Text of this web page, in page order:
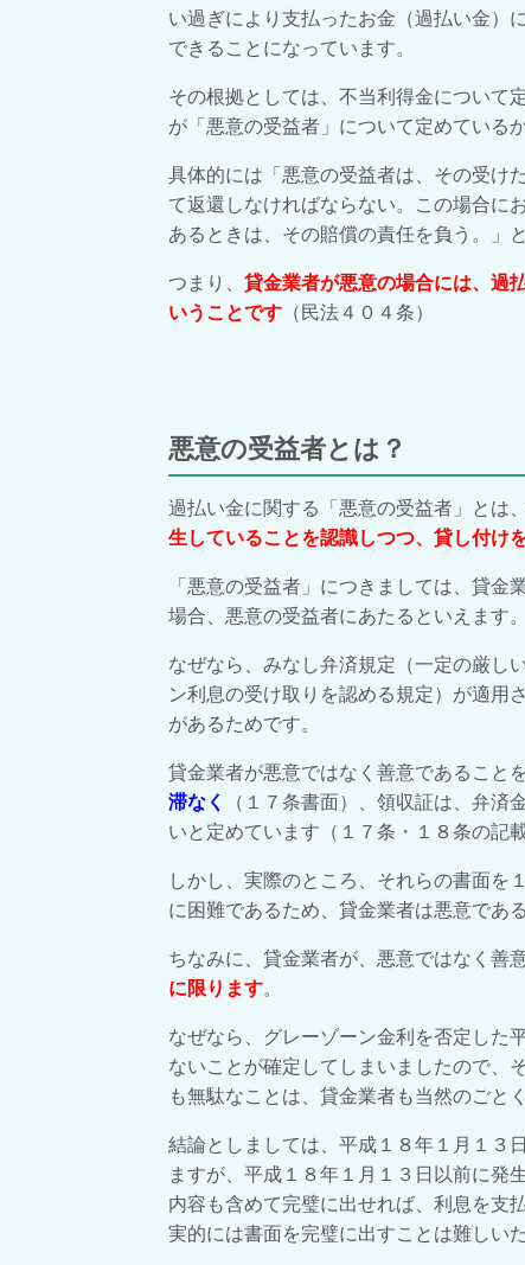
い過ぎにより支払ったお金（過払い金）
できることになっています。
その根拠としては、不当利得金について
が「悪意の受益者」について定めている
具体的には「 悪意の受益者は、その受け
て返還しなければならない。この場合に
あるときは、その賠償の責任を負う。」
つまり、 貸金業者が悪意の場合には、過
いうことです （民法４０４条）
悪意の受益者とは？
過払い金に関する「悪意の受益者」とは
生していることを認識しつつ、貸し付け
「悪意の受益者」につきましては、貸
場合、悪意の受益者にあたるといえます。
なぜなら、みなし弁済規定（一定の厳し
ン利息の受け取りを認める規定）が適用
があるためです。
貸金業者が悪意ではなく善意であること
滞なく
（１７条書面）、領収証は、弁済
いと定めています（１７条・１８条の記
しかし、実際のところ、それらの書面を
に 困難であるため、貸金業者は悪意であ
ちなみに、貸金業者が、悪意ではなく善
に限ります。
なぜなら、グレーゾーン金利を否定した
ないことが確定してしまいましたので、
も無駄なことは、貸金業者も当然のごと
結論としましては、平成１８年１月１３
ますが、平成１８年１月１３日以前に発
内容も含めて完璧に出せれば、利息を支
実的には書面を完璧に出すことは難しい